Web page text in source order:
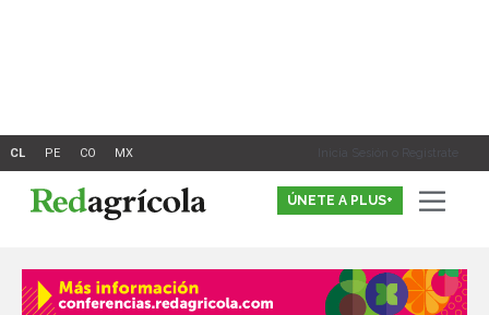
Inicia Sesión o Registrate
ÚNETE A PLUS+